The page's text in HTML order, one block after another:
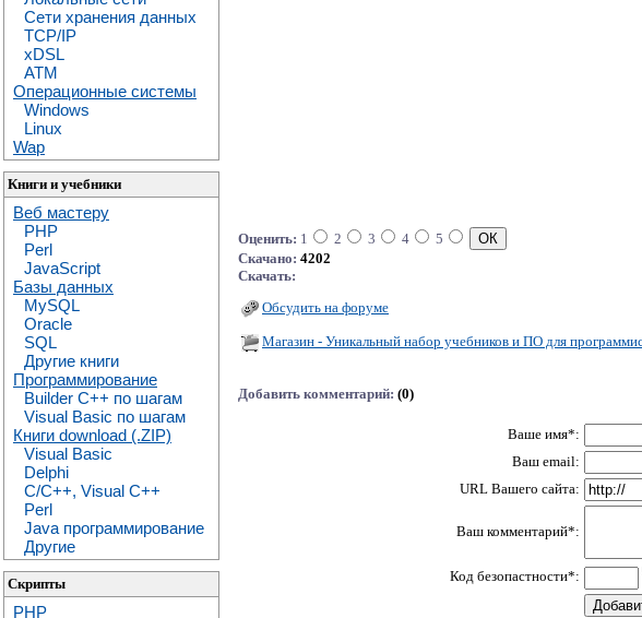
Сети хранения данных
TCP/IP
xDSL
ATM
Операционные системы
Windows
Linux
Wap
Книги и учебники
Веб мастеру
PHP
Perl
JavaScript
Базы данных
MySQL
Oracle
SQL
Другие книги
Программирование
Builder C++ по шагам
Visual Basic по шагам
Книги download (.ZIP)
Visual Basic
Delphi
C/C++, Visual C++
Perl
Java программирование
Другие
Скрипты
PHP
Оценить: 1 2 3 4
5
Скачано: 4202
Скачать:
Обсудить на форуме
Магазин - Уникальный набор учебников и ПО для
Добавить комментарий: (0)
Ваше имя*:
Ваш email:
URL Вашего сайта:
Ваш комментарий*:
Код безопастности*: